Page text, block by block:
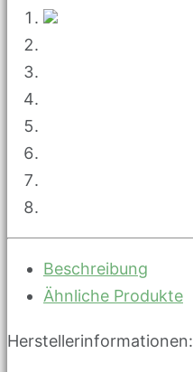
Beschreibung
Ähnliche Produkte
Herstellerinformationen: